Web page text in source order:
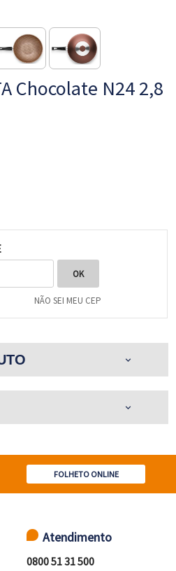
Chocolate N24 2,8
NÃO SEI MEU CEP
expand_more
expand_more
FOLHETO ONLINE
Atendimento
0800 51 31 500